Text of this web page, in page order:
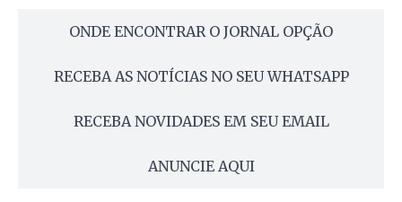
ONDE ENCONTRAR O JORNAL OPÇÃO
RECEBA AS NOTÍCIAS NO SEU WHATSAPP
RECEBA NOVIDADES EM SEU EMAIL
ANUNCIE AQUI